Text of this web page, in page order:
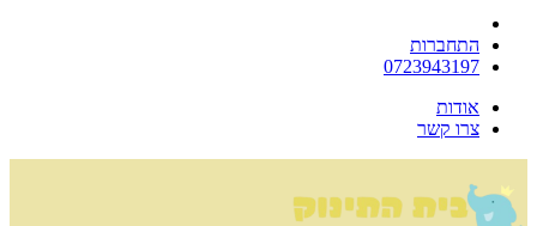
התחברות
0723943197
אודות
צרו קשר